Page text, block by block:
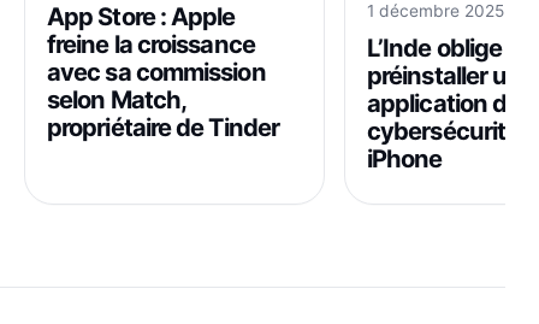
App Store : Apple
freine la croissance
avec sa commission
selon Match,
propriétaire de Tinder
1 décembre 2025 à
L’Inde oblige
préinstaller une
application de
cybersécurité
iPhone